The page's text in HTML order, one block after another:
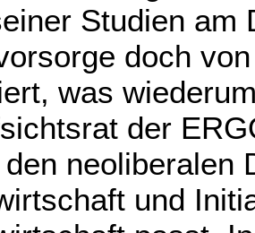
Studien am
doch
was
der
neoliberalen
und